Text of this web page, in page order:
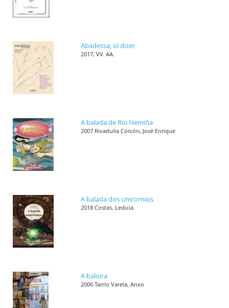
Abadessa, oí dizer
2017, VV. AA.
A balada de Roi Nemiña
2007 Rivadulla Corcón, José Enrique
A balada dos unicornios
2018 Costas, Ledicia
A baloira
2006 Tarrío Varela, Anxo